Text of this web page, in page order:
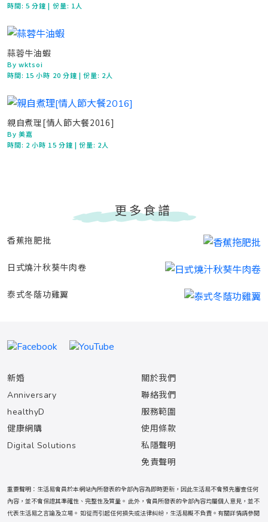
時間:5 分鐘| 份量: 1人
蒜蓉牛油蝦
By wktsoi
時間: 15 小時 20 分鐘 | 份量: 2人
親自煮理[情人節大餐2016]
By 美嘉
時間: 2 小時 15 分鐘 | 份量: 2人
更多食譜
香蕉拖肥批
日式燒汁秋葵牛肉卷
泰式冬蔭功雞翼
新婚
Anniversary
healthyD
健康網購
Digital Solutions
關於我們
聯絡我們
服務範圍
使用條款
私隱聲明
免責聲明
重要聲明：生活易會員於本網站內所發表的全部內容為即時更新，因此生活易不會預先審查任何
內容，並不會保證其準確性、完整性及質量。 此外，會員所發表的全部內容均屬個人意見，並不
代表生活易之言論及立場。 如從而引起任何損失或法律糾紛，生活易概不負責。有關詳情請參閱